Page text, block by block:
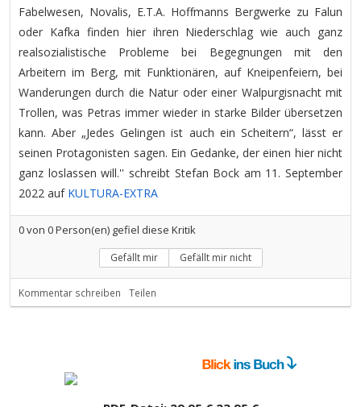
Fabelwesen, Novalis, E.T.A. Hoffmanns Bergwerke zu Falun
oder Kafka finden hier ihren Niederschlag wie auch ganz
realsozialistische Probleme bei Begegnungen mit den
Arbeitern im Berg, mit Funktionären, auf Kneipenfeiern, bei
Wanderungen durch die Natur oder einer Walpurgisnacht mit
Trollen, was Petras immer wieder in starke Bilder übersetzen
kann. Aber „Jedes Gelingen ist auch ein Scheitern“, lässt er
seinen Protagonisten sagen. Ein Gedanke, der einen hier nicht
ganz loslassen will.'' schreibt Stefan Bock am 11. September
2022 auf KULTURA-EXTRA
0von 0Person(en) gefiel diese Kritik
Gefällt mir Gefällt mir nicht
Kommentar schreiben Teilen